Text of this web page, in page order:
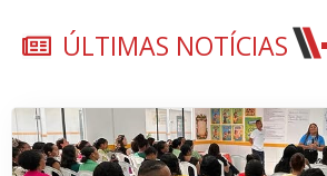
ÚLTIMAS NOTÍCIAS